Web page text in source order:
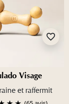
favorite_border
Visage
et raffermit